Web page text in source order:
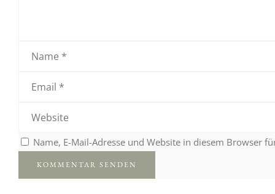
Name, E-Mail-Adresse und Website in diesem Browser